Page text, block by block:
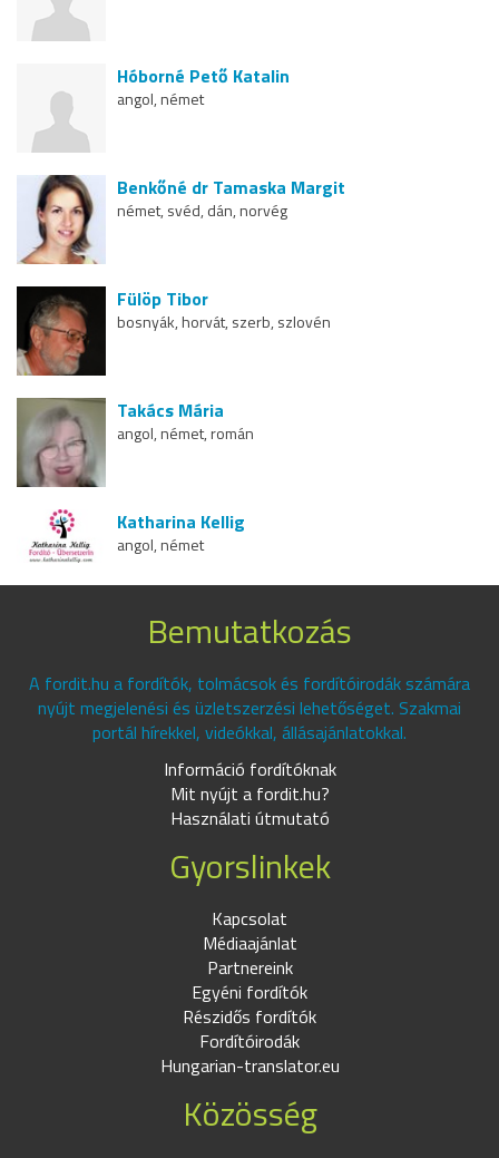
Hóborné Pető Katalin
angol, német
Benkőné dr Tamaska Margit
német, svéd, dán, norvég
Fülöp Tibor
bosnyák, horvát, szerb, szlovén
Takács Mária
angol, német, román
Katharina Kellig
angol, német
Bemutatkozás
A fordit.hu a fordítók, tolmácsok és fordítóirodák számára
nyújt megjelenési és üzletszerzési lehetőséget. Szakmai
portál hírekkel, videókkal, állásajánlatokkal.
Információ fordítóknak
Mit nyújt a fordit.hu?
Használati útmutató
Gyorslinkek
Kapcsolat
Médiaajánlat
Partnereink
Egyéni fordítók
Részidős fordítók
Fordítóirodák
Hungarian-translator.eu
Közösség